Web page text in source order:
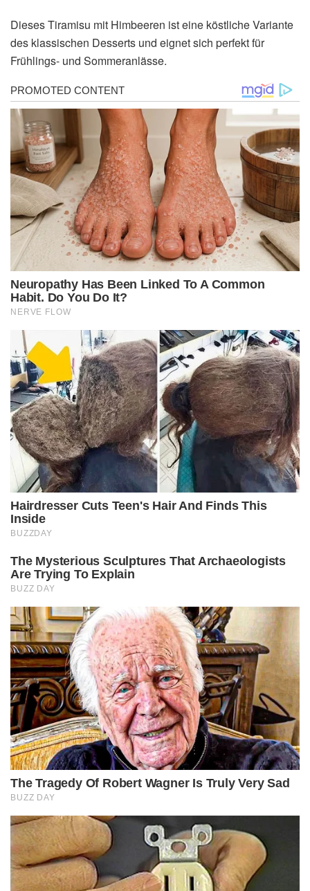
Dieses Tiramisu mit Himbeeren ist eine köstliche Variante
des klassischen Desserts und eignet sich perfekt für
Frühlings- und Sommeranlässe.